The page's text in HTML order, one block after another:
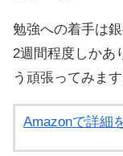
勉強への着手は
2週間程度しかあ
う頑張ってみます
Amazonで詳細